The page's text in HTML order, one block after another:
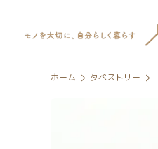
ホーム タペストリー